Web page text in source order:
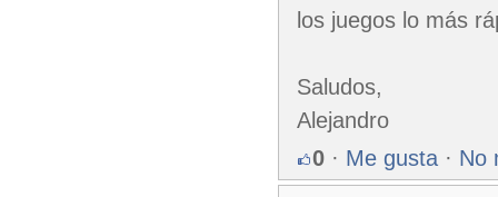
los juegos lo más
Saludos,
Alejandro
0 · Me gusta · No